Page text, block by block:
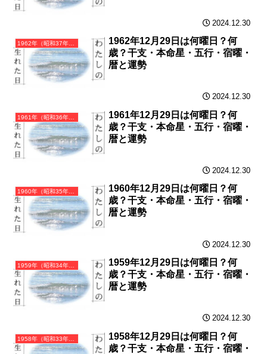
2024.12.30
1962年（昭和37年）壬寅（みずのえとら）・寅年（とら年）カレンダー（月曜はじまり）
1962年12月29日は何曜日？何
歳？干支・本命星・五行・宿曜・
暦と運勢
2024.12.30
1961年（昭和36年）辛丑（かのとうし）・丑年（うし年）カレンダー（月曜はじまり）
1961年12月29日は何曜日？何
歳？干支・本命星・五行・宿曜・
暦と運勢
2024.12.30
1960年（昭和35年）庚子（かのえね）・子年（ねずみ年）カレンダー（月曜はじまり）
1960年12月29日は何曜日？何
歳？干支・本命星・五行・宿曜・
暦と運勢
2024.12.30
1959年（昭和34年）己亥（つちのとい）・亥年（いのしし年）カレンダー（月曜はじまり）
1959年12月29日は何曜日？何
歳？干支・本命星・五行・宿曜・
暦と運勢
2024.12.30
1958年（昭和33年）戊戌（つちのえいぬ）・戌年（いぬ年）カレンダー（月曜はじまり）
1958年12月29日は何曜日？何
歳？干支・本命星・五行・宿曜・